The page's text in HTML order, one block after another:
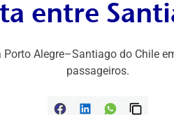
entre
Alegre–Santiago do Chile
passageiros.